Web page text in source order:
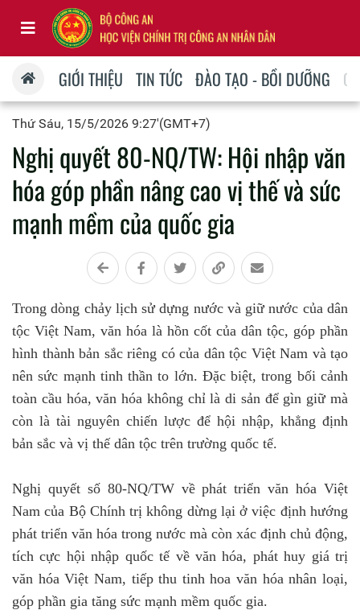
GIỚI THIỆU TIN TỨC ĐÀO TẠO - BỒI DƯỠNG
Thứ Sáu, 15/5/2026 9:27'(GMT+7)
Nghị quyết 80-NQ/TW: Hội nhập văn
hóa góp phần nâng cao vị thế và sức
mạnh mềm của quốc gia
Trong dòng chảy lịch sử dựng nước và giữ nước của dân
tộc Việt Nam, văn hóa là hồn cốt của dân tộc, góp phần
hình thành bản sắc riêng có của dân tộc Việt Nam và tạo
nên sức mạnh tinh thần to lớn. Đặc biệt, trong bối cảnh
toàn cầu hóa, văn hóa không chỉ là di sản để gìn giữ mà
còn là tài nguyên chiến lược để hội nhập, khẳng định
bản sắc và vị thế dân tộc trên trường quốc tế.
Nghị quyết số 80-NQ/TW về phát triển văn hóa Việt
Nam của Bộ Chính trị không dừng lại ở việc định hướng
phát triển văn hóa trong nước mà còn xác định chủ động,
tích cực hội nhập quốc tế về văn hóa, phát huy giá trị
văn hóa Việt Nam, tiếp thu tinh hoa văn hóa nhân loại,
góp phần gia tăng sức mạnh mềm quốc gia.